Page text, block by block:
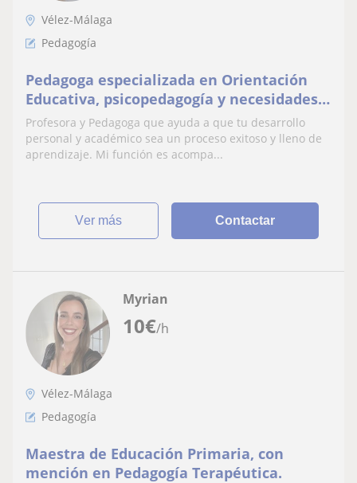
Vélez-Málaga
Pedagogía
Pedagoga especializada en Orientación
Educativa, psicopedagogía y necesidades
educativas especiales.
Profesora y Pedagoga que ayuda a que tu desarrollo
personal y académico sea un proceso exitoso y lleno de
aprendizaje. Mi función es acompa...
ver más Contactar
10€/h
Myrian
Vélez-Málaga
Pedagogía
Maestra de Educación Primaria, con
mención en Pedagogía Terapéutica.